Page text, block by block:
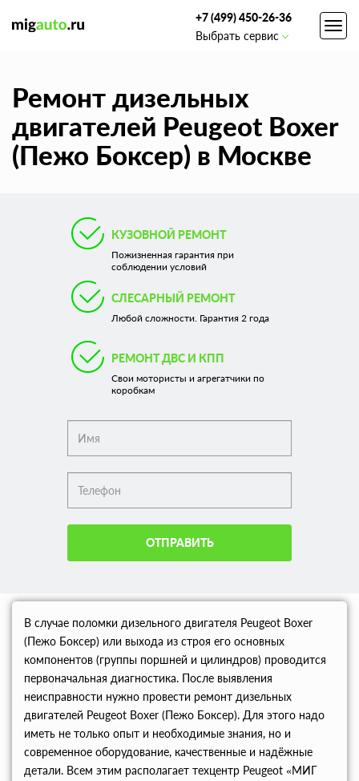
+7 (499) 450-26-36
Выбрать сервис
Ремонт дизельных
двигателей Peugeot Boxer
(Пежо Боксер) в Москве
КУЗОВНОЙ РЕМОНТ
Пожизненная гарантия при
соблюдении условий
СЛЕСАРНЫЙ РЕМОНТ
Любой сложности. Гарантия 2 года
РЕМОНТ ДВС И КПП
Свои мотористы и агрегатчики по
коробкам
ОТПРАВИТЬ
В случае поломки дизельного двигателя Peugeot Boxer
(Пежо Боксер) или выхода из строя его основных
компонентов (группы поршней и цилиндров) проводится
первоначальная диагностика. После выявления
неисправности нужно провести ремонт дизельных
двигателей Peugeot Boxer (Пежо Боксер). Для этого надо
иметь не только опыт и необходимые знания, но и
современное оборудование, качественные и надёжные
детали. Всем этим располагает техцентр Peugeot «МИГ